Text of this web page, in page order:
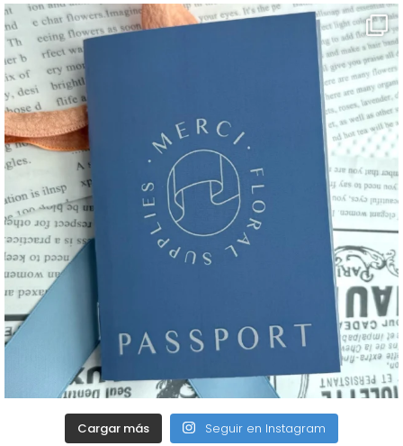
Cargar más Seguir en Instagram